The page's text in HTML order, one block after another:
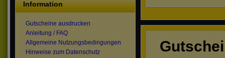
Information
Gutscheine ausdrucken
Anleitung / FAQ
Allgemeine Nutzungsbedingungen
Hinweise zum Datenschutz